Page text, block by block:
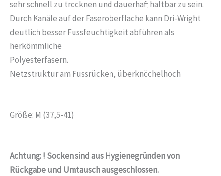
sehr schnell zu trocknen und dauerhaft haltbar zu sein.
Durch Kanäle auf der Faseroberfläche kann Dri-Wright
deutlich besser Fussfeuchtigkeit abführen als
herkömmliche
Polyesterfasern.
Netzstruktur am Fussrücken, überknöchelhoch
Größe: M (37,5-41)
Achtung:! Socken sindaus Hygienegründenvon
Rückgabe und Umtauschausgeschlossen.